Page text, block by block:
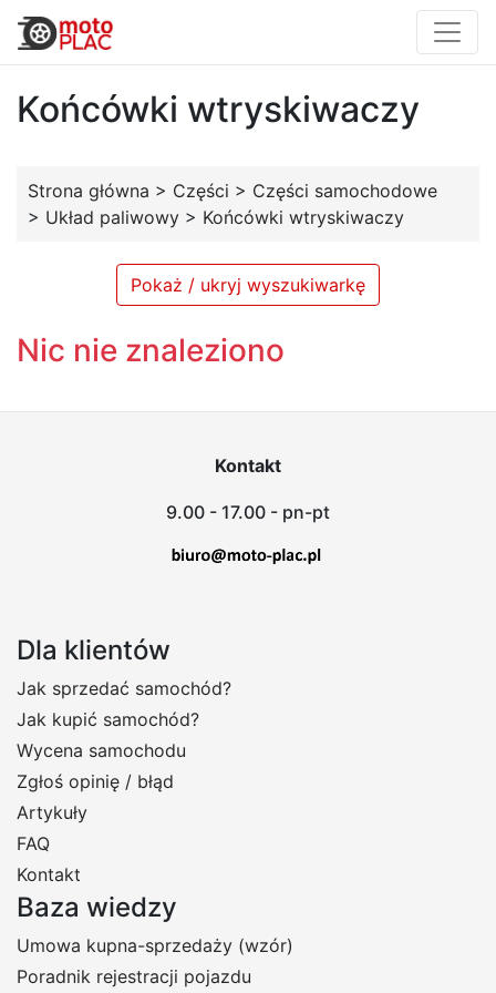
Końcówki wtryskiwaczy
Strona główna > Części > Części samochodowe
> Układ paliwowy > Końcówki wtryskiwaczy
Pokaż / ukryj wyszukiwarkę
Nic nie znaleziono
Kontakt
9.00 - 17.00 - pn-pt
Dla klientów
Jak sprzedać samochód?
Jak kupić samochód?
Wycena samochodu
Zgłoś opinię / błąd
Artykuły
FAQ
Kontakt
Baza wiedzy
Umowa kupna-sprzedaży (wzór)
Poradnik rejestracji pojazdu